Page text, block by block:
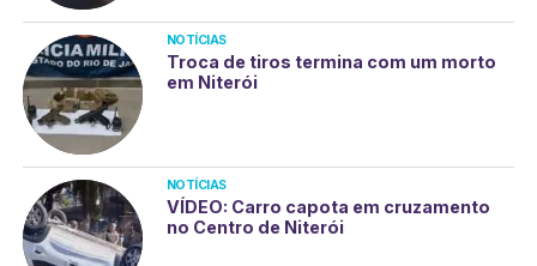
NOTÍCIAS
Troca de tiros termina com um morto
em Niterói
NOTÍCIAS
VÍDEO: Carro capota em cruzamento
no Centro de Niterói